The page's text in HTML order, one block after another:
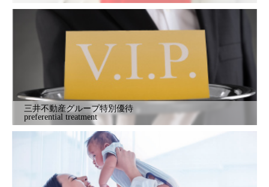
三井不動産グループ特別優待
preferential treatment